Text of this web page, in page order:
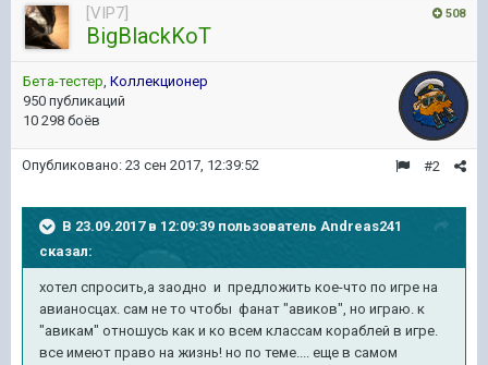
508
[VIP7]
BigBlackKoT
Бета-тестер, Коллекционер
950 публикаций
10 298 боёв
#2
Опубликовано: 23 сен 2017, 12:39:52
В 23.09.2017 в 12:09:39 пользователь Andreas241
сказал:
хотел спросить,а заодно и предложить кое-что по игре на
авианосцах. сам не то чтобы фанат "авиков", но играю. к
"авикам" отношусь как и ко всем классам кораблей в игре.
все имеют право на жизнь! но по теме.... еще в самом